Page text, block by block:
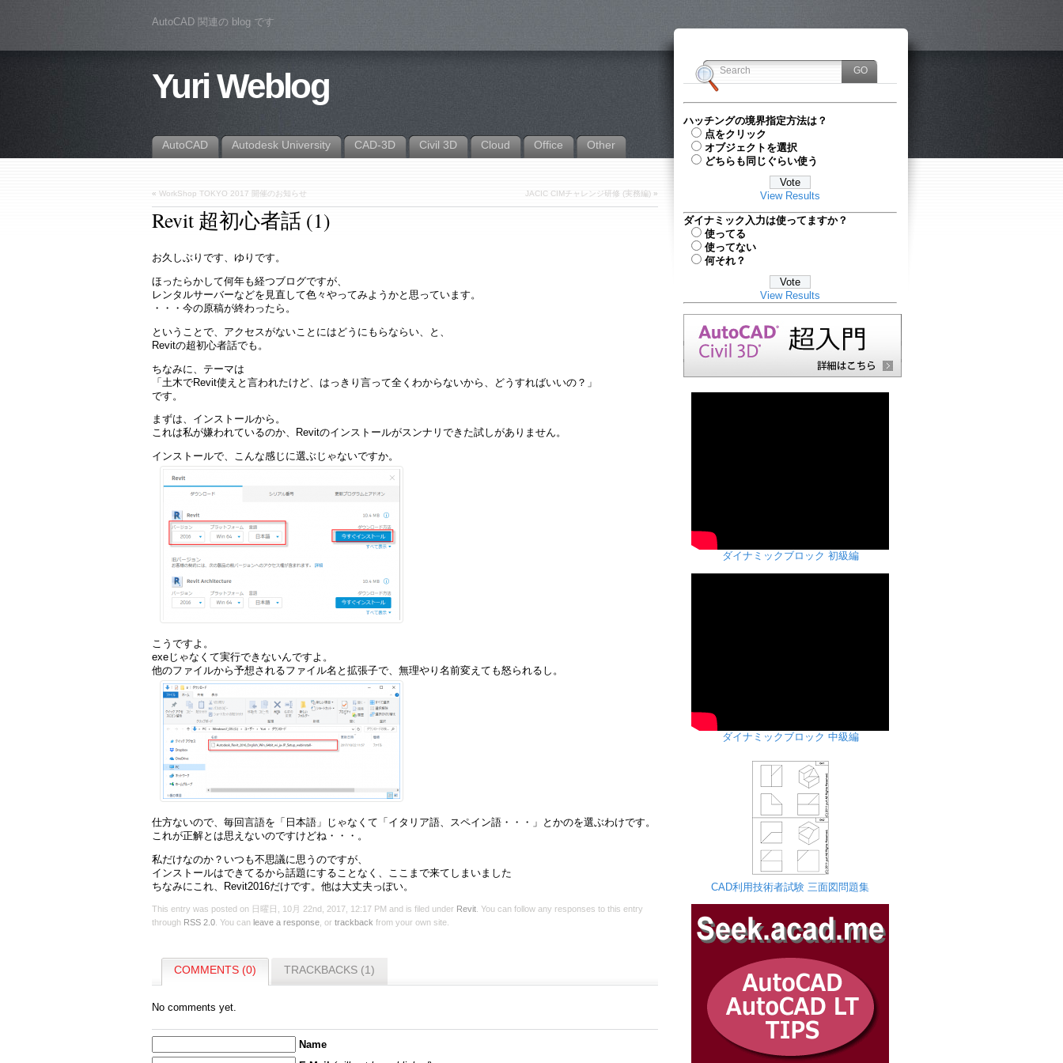
AutoCAD 関連の blog です
Yuri Weblog
AutoCAD Autodesk University CAD-3D Civil 3D Cloud Office Other
« WorkShop TOKYO 2017 開催のお知らせ JACIC CIMチャレンジ研修 (実務編) »
Revit 超初心者話 (1)
お久しぶりです、ゆりです。
ほったらかして何年も経つブログですが、
レンタルサーバーなどを見直して色々やってみようかと思っています。
・・・今の原稿が終わったら。
ということで、アクセスがないことにはどうにもらならい、と、
Revitの超初心者話でも。
ちなみに、テーマは
「土木でRevit使えと言われたけど、はっきり言って全くわからないから、どうすればいいの？」
です。
まずは、インストールから。
これは私が嫌われているのか、Revitのインストールがスンナリできた試しがありません。
インストールで、こんな感じに選ぶじゃないですか。
こうですよ。
exeじゃなくて実行できないんですよ。
他のファイルから予想されるファイル名と拡張子で、無理やり名前変えても怒られるし。
仕方ないので、毎回言語を「日本語」じゃなくて「イタリア語、スペイン語・・・」とかのを選ぶわけです。
これが正解とは思えないのですけどね・・・。
私だけなのか？いつも不思議に思うのですが、
インストールはできてるから話題にすることなく、ここまで来てしまいました
ちなみにこれ、Revit2016だけです。他は大丈夫っぽい。
This entry was posted on 日曜日, 10月 22nd, 2017, 12:17 PM and is filed under Revit . You can follow any responses to this entry
through RSS 2.0 . You can leave a response , or trackback from your own site.
COMMENTS (0) TRACKBACKS (1)
No comments yet.
Name
ハッチングの境界指定方法は？
点をクリック
オブジェクトを選択
どちらも同じぐらい使う
View Results
ダイナミック入力は使ってますか？
使ってる
使ってない
何それ？
View Results
ダイナミックブロック 初級編
ダイナミックブロック 中級編
CAD利用技術者試験 三面図問題集